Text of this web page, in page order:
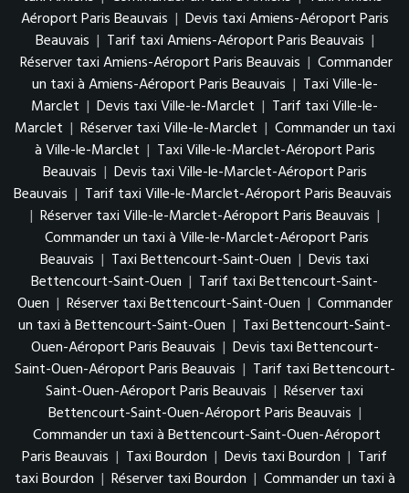
Aéroport Paris Beauvais | Devis taxi Amiens-Aéroport Paris
Beauvais | Tarif taxi Amiens-Aéroport Paris Beauvais |
Réserver taxi Amiens-Aéroport Paris Beauvais | Commander
un taxi à Amiens-Aéroport Paris Beauvais | Taxi Ville-le-
Marclet | Devis taxi Ville-le-Marclet | Tarif taxi Ville-le-
Marclet | Réserver taxi Ville-le-Marclet | Commander un taxi
à Ville-le-Marclet | Taxi Ville-le-Marclet-Aéroport Paris
Beauvais | Devis taxi Ville-le-Marclet-Aéroport Paris
Beauvais | Tarif taxi Ville-le-Marclet-Aéroport Paris Beauvais
| Réserver taxi Ville-le-Marclet-Aéroport Paris Beauvais |
Commander un taxi à Ville-le-Marclet-Aéroport Paris
Beauvais | Taxi Bettencourt-Saint-Ouen | Devis taxi
Bettencourt-Saint-Ouen | Tarif taxi Bettencourt-Saint-
Ouen | Réserver taxi Bettencourt-Saint-Ouen | Commander
un taxi à Bettencourt-Saint-Ouen | Taxi Bettencourt-Saint-
Ouen-Aéroport Paris Beauvais | Devis taxi Bettencourt-
Saint-Ouen-Aéroport Paris Beauvais | Tarif taxi Bettencourt-
Saint-Ouen-Aéroport Paris Beauvais | Réserver taxi
Bettencourt-Saint-Ouen-Aéroport Paris Beauvais |
Commander un taxi à Bettencourt-Saint-Ouen-Aéroport
Paris Beauvais | Taxi Bourdon | Devis taxi Bourdon | Tarif
taxi Bourdon | Réserver taxi Bourdon | Commander un taxi à